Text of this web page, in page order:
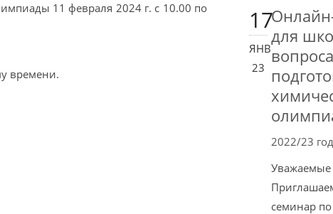
11 февраля 2024 г. с 10.00 по
времени.
17
ЯНВ
23
для
2022/23 год
семинар